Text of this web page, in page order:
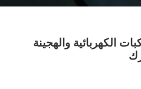
الكهربائية والهجينة